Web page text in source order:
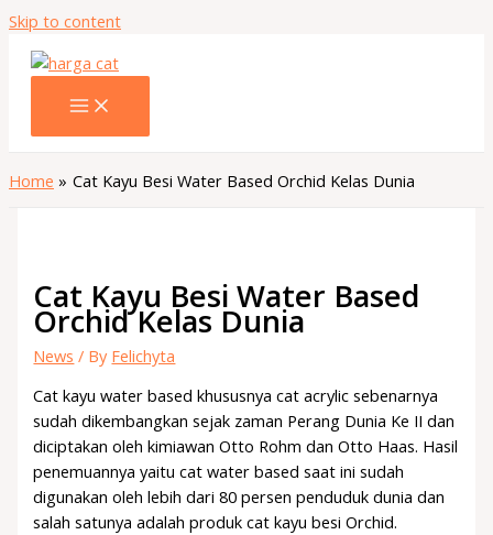
Skip to content
Home Cat Kayu Besi Water Based Orchid Kelas Dunia
Cat Kayu Besi Water Based
Orchid Kelas Dunia
News / By Felichyta
Cat kayu water based khususnya cat acrylic sebenarnya
sudah dikembangkan sejak zaman Perang Dunia Ke II dan
diciptakan oleh kimiawan Otto Rohm dan Otto Haas. Hasil
penemuannya yaitu cat water based saat ini sudah
digunakan oleh lebih dari 80 persen penduduk dunia dan
salah satunya adalah produk cat kayu besi Orchid.